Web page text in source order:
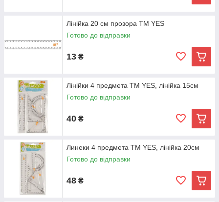
Лінійка 20 см прозора TM YES
Готово до відправки
13 ₴
Лінійки 4 предмета TM YES, лінійка 15см
Готово до відправки
40 ₴
Линеки 4 предмета TM YES, лінійка 20см
Готово до відправки
48 ₴